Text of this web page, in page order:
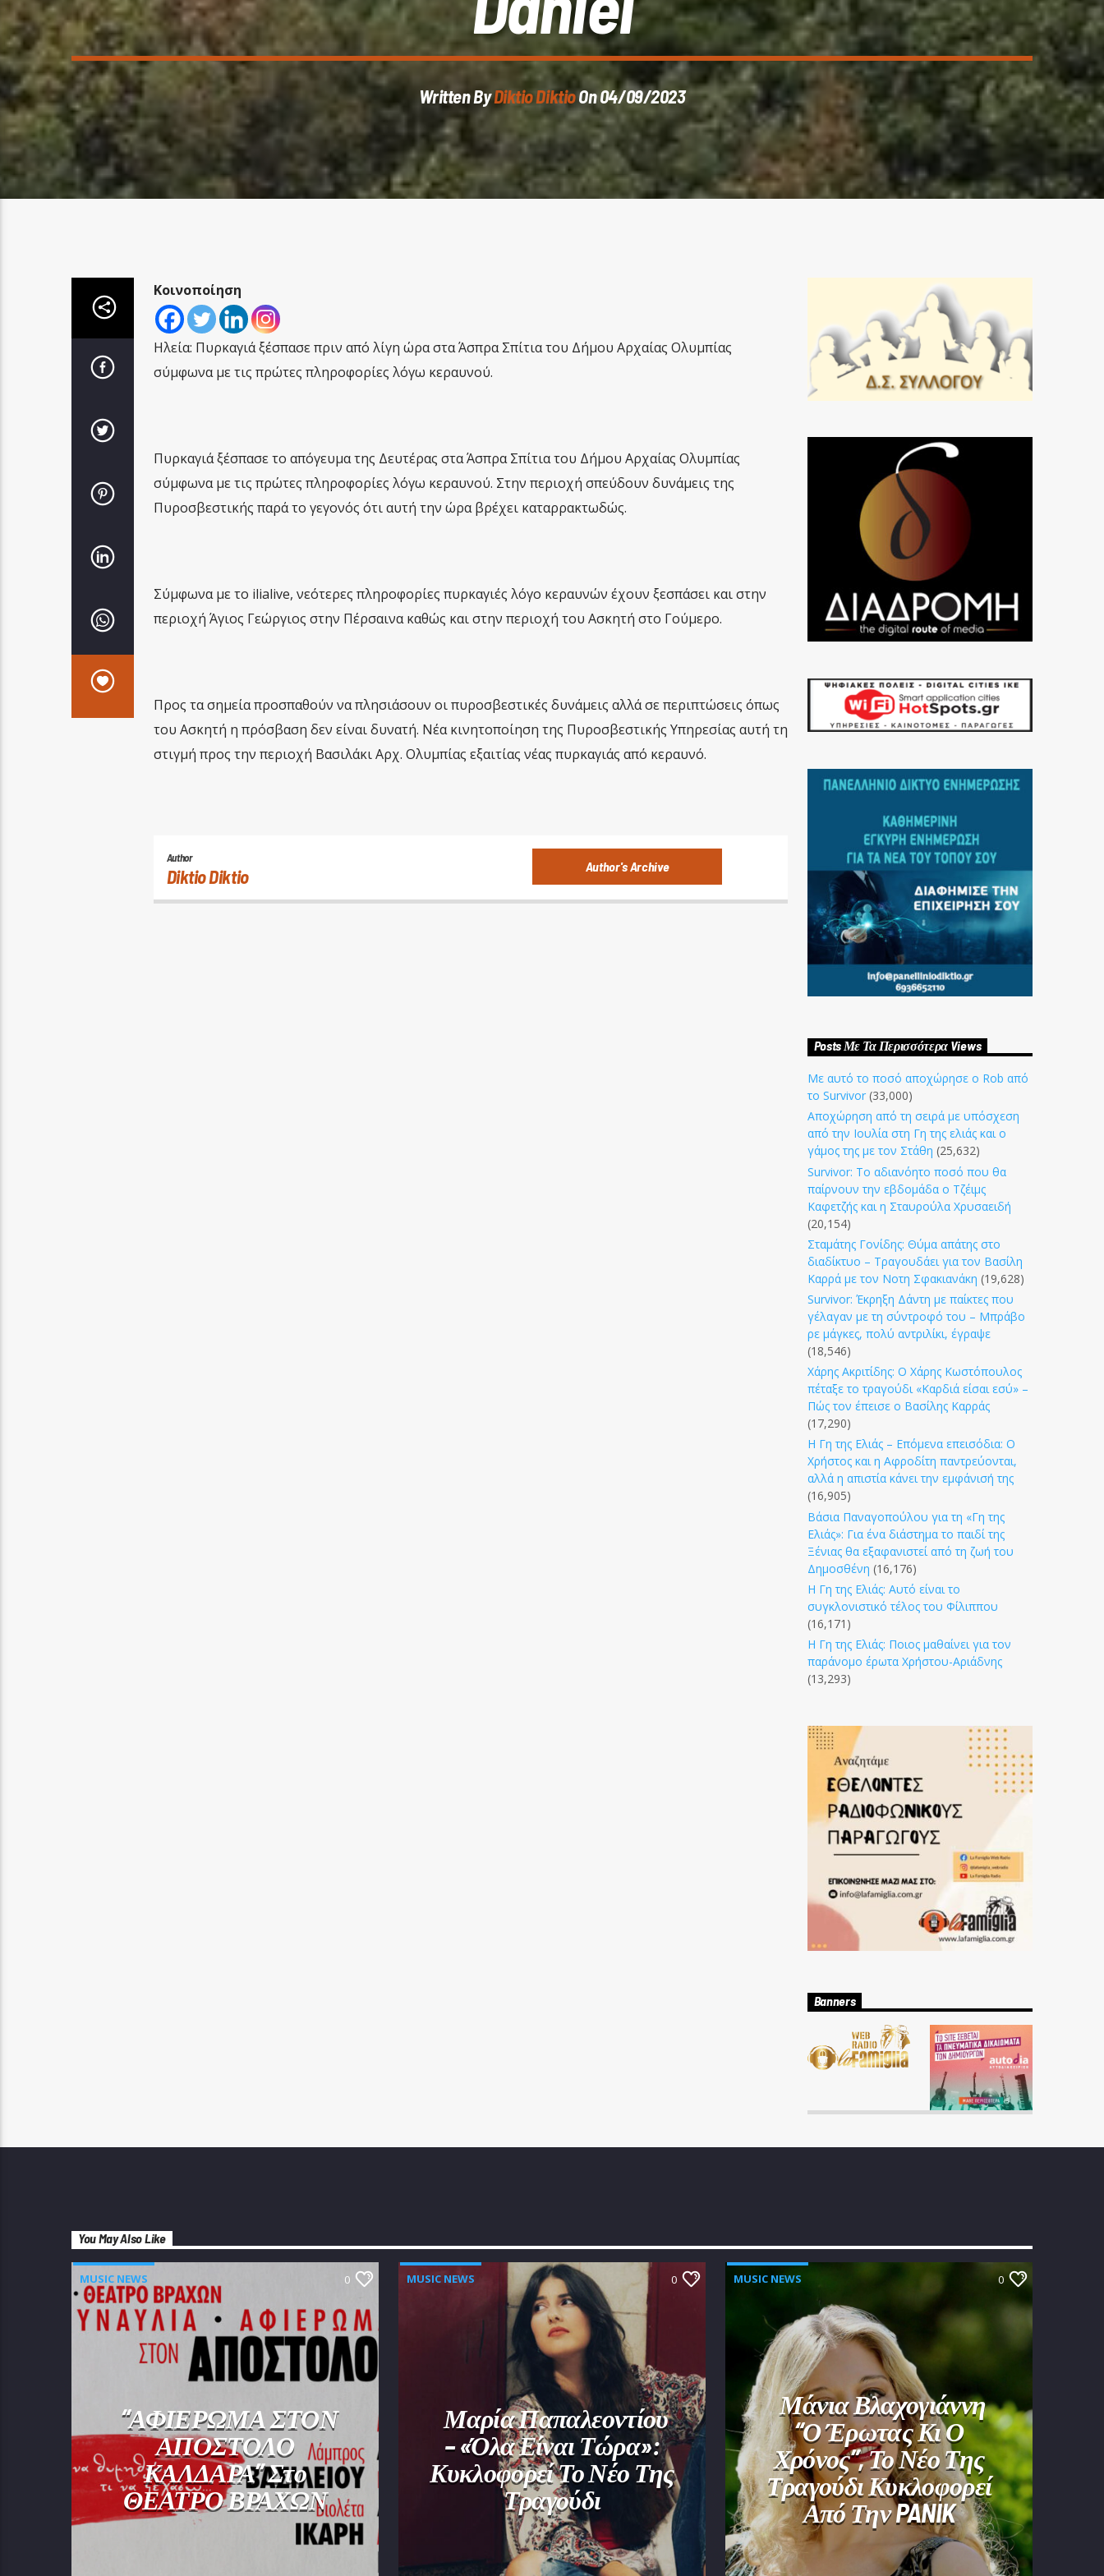
Written ByDiktio DiktioOn 04/09/2023
Κοινοποίηση
Ηλεία: Πυρκαγιά ξέσπασε πριν από λίγη ώρα στα Άσπρα Σπίτια του Δήμου Αρχαίας Ολυμπίας
σύμφωνα με τις πρώτες πληροφορίες λόγω κεραυνού.
Πυρκαγιά ξέσπασε το απόγευμα της Δευτέρας στα Άσπρα Σπίτια του Δήμου Αρχαίας Ολυμπίας
σύμφωνα με τις πρώτες πληροφορίες λόγω κεραυνού. Στην περιοχή σπεύδουν δυνάμεις της
Πυροσβεστικής παρά το γεγονός ότι αυτή την ώρα βρέχει καταρρακτωδώς.
Σύμφωνα με το ilialive, νεότερες πληροφορίες πυρκαγιές λόγο κεραυνών έχουν ξεσπάσει και στην
περιοχή Άγιος Γεώργιος στην Πέρσαινα καθώς και στην περιοχή του Ασκητή στο Γούμερο.
Προς τα σημεία προσπαθούν να πλησιάσουν οι πυροσβεστικές δυνάμεις αλλά σε περιπτώσεις όπως
του Ασκητή η πρόσβαση δεν είναι δυνατή. Νέα κινητοποίηση της Πυροσβεστικής Υπηρεσίας αυτή τη
στιγμή προς την περιοχή Βασιλάκι Αρχ. Ολυμπίας εξαιτίας νέας πυρκαγιάς από κεραυνό.
Author
Diktio Diktio Author's Archive
Posts Με Τα Περισσότερα Views
Με αυτό το ποσό αποχώρησε ο Rob από
το Survivor (33,000)
Αποχώρηση από τη σειρά με υπόσχεση
από την Ιουλία στη Γη της ελιάς και ο
γάμος της με τον Στάθη (25,632)
Survivor: Το αδιανόητο ποσό που θα
παίρνουν την εβδομάδα ο Τζέιμς
Καφετζής και η Σταυρούλα Χρυσαειδή
(20,154)
Σταμάτης Γονίδης: Θύμα απάτης στο
διαδίκτυο – Τραγουδάει για τον Βασίλη
Καρρά με τον Νοτη Σφακιανάκη (19,628)
Survivor: Έκρηξη Δάντη με παίκτες που
γέλαγαν με τη σύντροφό του – Μπράβο
ρε μάγκες, πολύ αντριλίκι, έγραψε
(18,546)
Χάρης Ακριτίδης: Ο Χάρης Κωστόπουλος
πέταξε το τραγούδι «Καρδιά είσαι εσύ» –
Πώς τον έπεισε ο Βασίλης Καρράς
(17,290)
Η Γη της Ελιάς – Επόμενα επεισόδια: Ο
Χρήστος και η Αφροδίτη παντρεύονται,
αλλά η απιστία κάνει την εμφάνισή της
(16,905)
Βάσια Παναγοπούλου για τη «Γη της
Ελιάς»: Για ένα διάστημα το παιδί της
Ξένιας θα εξαφανιστεί από τη ζωή του
Δημοσθένη (16,176)
Η Γη της Ελιάς: Αυτό είναι το
συγκλονιστικό τέλος του Φίλιππου
(16,171)
Η Γη της Ελιάς: Ποιος μαθαίνει για τον
παράνομο έρωτα Χρήστου-Αριάδνης
(13,293)
Banners
You May Also Like
MUSIC NEWS 0
“ΑΦΙΕΡΩΜΑ ΣΤΟΝ
ΑΠΟΣΤΟΛΟ
ΚΑΛΔΑΡΑ” Στο
ΘΕΑΤΡΟ ΒΡΑΧΩΝ
MUSIC NEWS 0
Μαρία Παπαλεοντίου
– «Όλα Είναι Τώρα»:
Κυκλοφορεί Το Νέο Της
Τραγούδι
MUSIC NEWS 0
Μάνια Βλαχογιάννη
“Ο Έρωτας Κι Ο
Χρόνος”, Το Νέο Της
Τραγούδι Κυκλοφορεί
Από Την PANIK